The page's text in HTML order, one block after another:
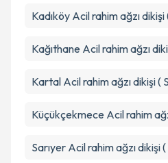
Kadıköy Acil rahim ağzı
Kağıthane Acil rahim ağzı
Kartal Acil rahim ağzı dikişi (
Küçükçekmece Acil rahim
Sarıyer Acil rahim ağzı dikişi